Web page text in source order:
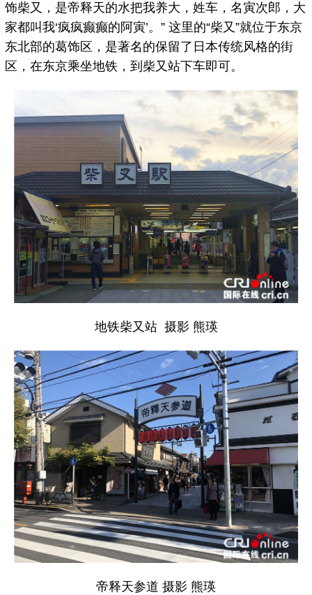
饰柴又，是帝释天的水把我养大，姓车，名寅次郎，大
家都叫我‘疯疯癫癫的阿寅’。” 这里的“柴又”就位于东京
东北部的葛饰区，是著名的保留了日本传统风格的街
区，在东京乘坐地铁，到柴又站下车即可。
地铁柴又站 摄影 熊瑛
帝释天参道 摄影 熊瑛